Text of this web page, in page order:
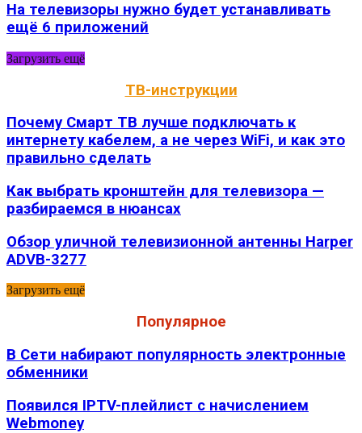
На телевизоры нужно будет устанавливать
ещё 6 приложений
Загрузить ещё
ТВ-инструкции
Почему Смарт ТВ лучше подключать к
интернету кабелем, а не через WiFi, и как это
правильно сделать
Как выбрать кронштейн для телевизора —
разбираемся в нюансах
Обзор уличной телевизионной антенны Harper
ADVB-3277
Загрузить ещё
Популярное
В Сети набирают популярность электронные
обменники
Появился IPTV-плейлист с начислением
Webmoney